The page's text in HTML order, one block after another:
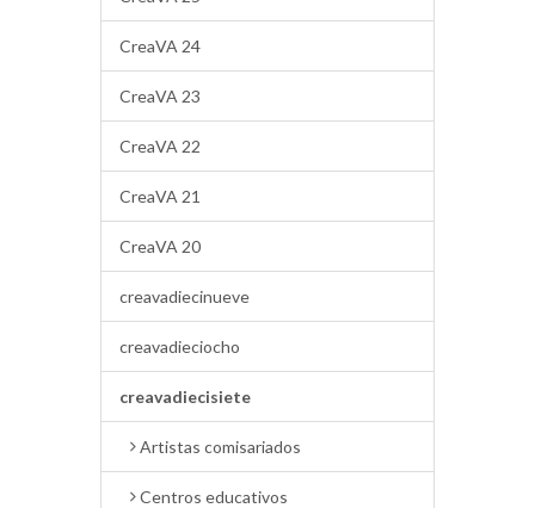
CreaVA 24
CreaVA 23
CreaVA 22
CreaVA 21
CreaVA 20
creavadiecinueve
creavadieciocho
creavadiecisiete
Artistas comisariados
Centros educativos